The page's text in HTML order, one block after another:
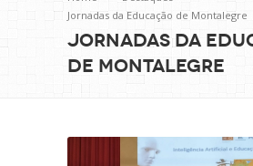
Jornadas da Educação de Montalegre
Jornadas da
de Montalegre